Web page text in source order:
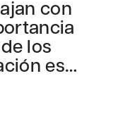
con
los
es…